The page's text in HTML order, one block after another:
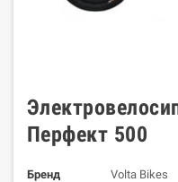
Перфект 500
Бренд
Volta Bikes